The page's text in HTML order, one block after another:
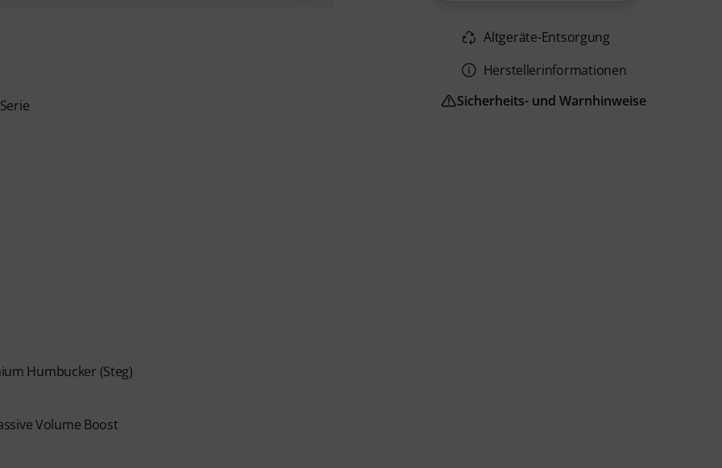
Humbucker (Steg)
Volume Boost
Altgeräte-Entsorgung
Herstellerinformationen
Sicherheits- und Warnhinweise